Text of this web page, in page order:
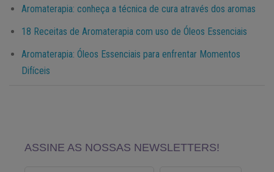
Aromaterapia: conheça a técnica de cura através dos aromas
18 Receitas de Aromaterapia com uso de Óleos Essenciais
Aromaterapia: Óleos Essenciais para enfrentar Momentos
Difíceis